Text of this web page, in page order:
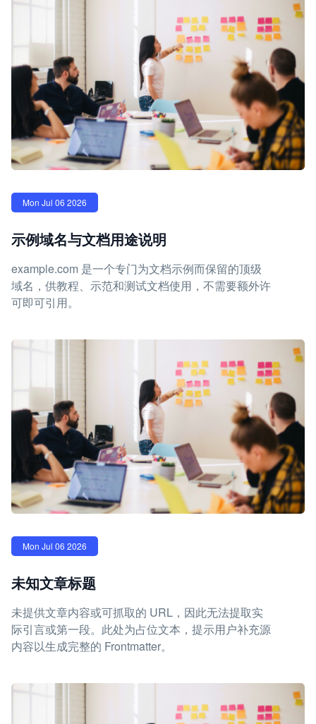
Mon Jul 06 2026
示例域名与文档用途说明
example.com 是一个专门为文档示例而保留的顶级
域名，供教程、示范和测试文档使用，不需要额外许
可即可引用。
Mon Jul 06 2026
未知文章标题
未提供文章内容或可抓取的 URL，因此无法提取实
际引言或第一段。此处为占位文本，提示用户补充源
内容以生成完整的 Frontmatter。